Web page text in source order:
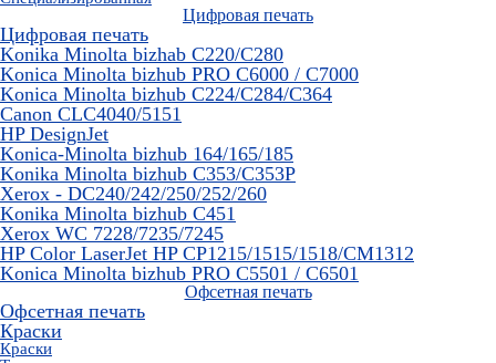
Цифровая печать
Цифровая печать
Konika Minolta bizhab C220/C280
Konica Minolta bizhub PRO C6000 / C7000
Konica Minolta bizhub С224/С284/С364
Canon CLC4040/5151
HP DesignJet
Konica-Minolta bizhub 164/165/185
Konika Minolta bizhub C353/C353Р
Xerox - DC240/242/250/252/260
Konika Minolta bizhub C451
Xerox WC 7228/7235/7245
HP Color LaserJet HP CP1215/1515/1518/CM1312
Konica Minolta bizhub PRO С5501 / С6501
Офсетная печать
Офсетная печать
Краски
Краски